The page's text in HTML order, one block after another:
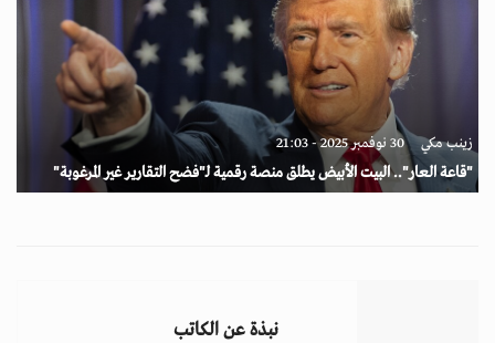
زينب مكي 30 نوفمبر 2025 - 21:03
"قاعة العار".. البيت الأبيض يطلق منصة رقمية لـ"فضح التقارير غير المرغوبة"
نبذة عن الكاتب